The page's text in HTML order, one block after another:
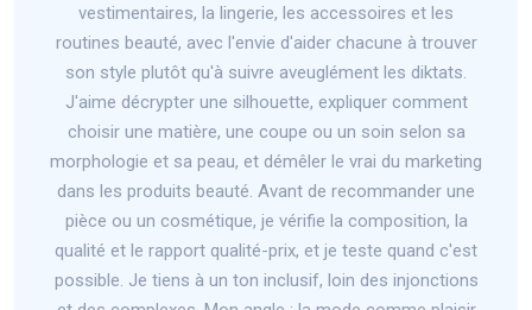
vestimentaires, la lingerie, les accessoires et les
routines beauté, avec l'envie d'aider chacune à trouver
son style plutôt qu'à suivre aveuglément les diktats.
J'aime décrypter une silhouette, expliquer comment
choisir une matière, une coupe ou un soin selon sa
morphologie et sa peau, et démêler le vrai du marketing
dans les produits beauté. Avant de recommander une
pièce ou un cosmétique, je vérifie la composition, la
qualité et le rapport qualité-prix, et je teste quand c'est
possible. Je tiens à un ton inclusif, loin des injonctions